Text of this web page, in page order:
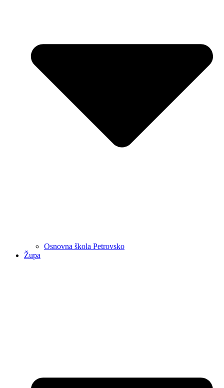
Osnovna škola Petrovsko
Župa